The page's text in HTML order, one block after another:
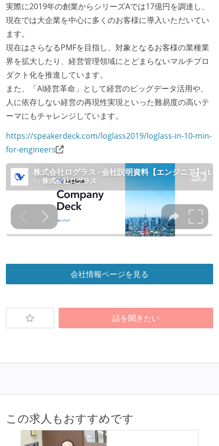
ワークフローの整備
全てのコードをバージョン管理ツールで管理している
各メンバーが実装したコードのマージは Pull Request
ベースで行われる
自動（＝システム化され、1コマンドで実行できる）
ビルド、自動デプロイ環境が整備されている
コードによるインフラ構成管理（Infrastructure as
Code）の環境が整備されている
オープンな情報共有
KPI などチームの目標・実績値について、メンバーの
誰もがいつでも閲覧可能になっている
ドキュメントの整備やペアプロ、モブワークなど、ナ
レッジの共有を積極的に行っている（属人性を減らす
取り組みをしている）
労働環境の自由度
待遇・福利厚生
ストックオプションまたは自社株購入支援制度がある
職業安定法に対応する記載事項
受動喫煙防止措置：屋内禁煙
実際に2019年の創業からシリーズAでは17億円を調達し、
現在では大企業を中心に多くのお客様に導入いただいてい
ます。
現在はさらなるPMFを目指し、対象となるお客様の業種業
界を拡大したり、経営管理領域にとどまらないマルチプロ
ダクト化を推進しています。
また、「AI経営革命」として経営のビッグデータ活用や、
人に依存しない経営の再現性実現といった難易度の高いテ
ーマにもチャレンジしています。
https://speakerdeck.com/loglass2019/loglass-in-10-min-
for-engineers
会社情報ページを見る
話を聞きたい
この求人もおすすめです